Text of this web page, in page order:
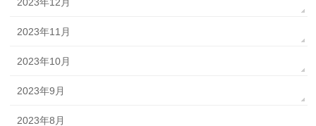
2023年11月
2023年10月
2023年9月
2023年8月